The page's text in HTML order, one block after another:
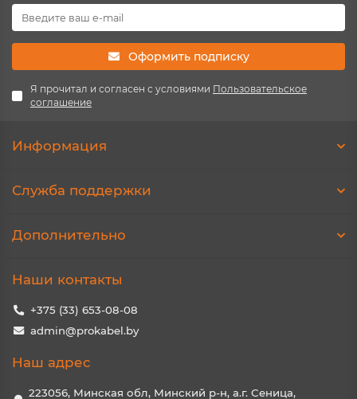
Оформить подписку
Я прочитал и согласен с условиями Пользовательское
соглашение
Информация
Служба поддержки
Дополнительно
Наши контакты
+375 (33) 653-08-08
admin@prokabel.by
Наш адрес
223056, Минская обл, Минский р-н, а.г. Сеница,